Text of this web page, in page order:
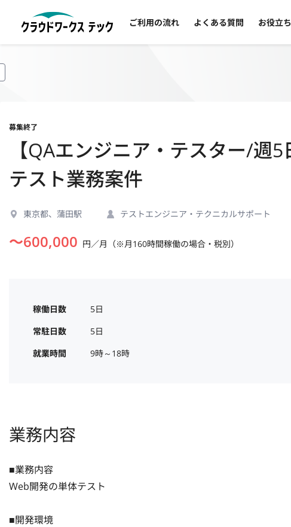
ご利用の流れ よくある質問 お役立
募集終了
【QAエンジニア・テスター/週
テスト業務案件
東京都、蒲田駅 テストエンジニア・テクニカルサポート
〜600,000 円／月（※月160時間稼働の場合・税別）
稼働日数
5日
常駐日数
5日
就業時間
9時～18時
業務内容
■業務内容
Web開発の単体テスト
■開発環境